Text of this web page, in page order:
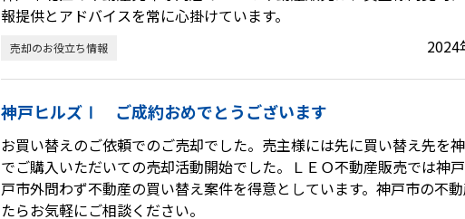
報提供とアドバイスを常に心掛けています。
売却のお役立ち情報 2024
神戸ヒルズⅠ ご成約おめでとうございます
お買い替えのご依頼でのご売却でした。売主様には先に買い替え先を
でご購入いただいての売却活動開始でした。ＬＥＯ不動産販売では神
戸市外問わず不動産の買い替え案件を得意としています。神戸市の不
たらお気軽にご相談ください。